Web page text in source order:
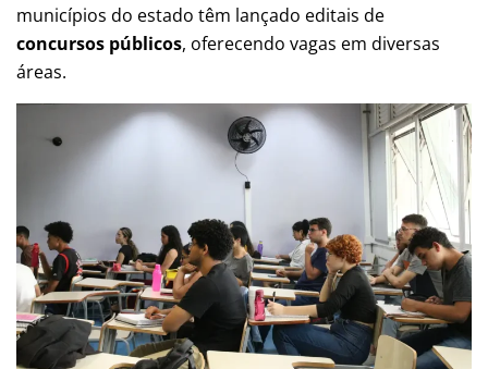
municípios do estado têm lançado editais de
concursos públicos, oferecendo vagas em diversas
áreas.